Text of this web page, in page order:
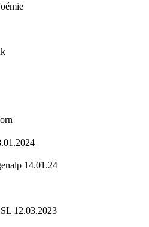
14.01.24
12.03.2023